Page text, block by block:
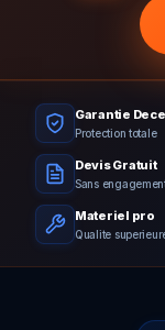
Garantie
Protection totale
Devis Gratuit
Sans
Materiel pro
Qualite